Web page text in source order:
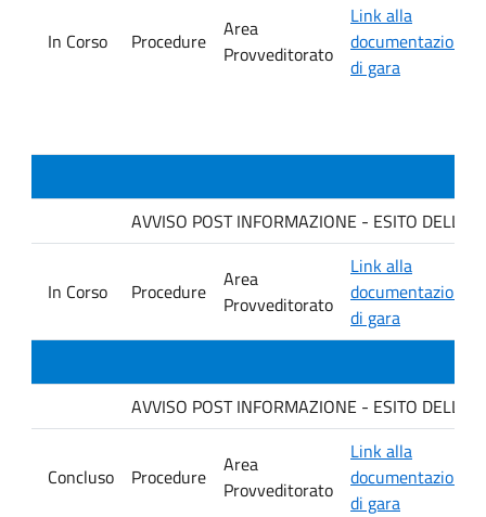
In Corso Procedure
Area
Provveditorato
Link alla
documentazione
di gara
AVVISO POST INFORMAZIONE - ESITO
In Corso Procedure
Area
Provveditorato
Link alla
documentazione
di gara
AVVISO POST INFORMAZIONE - ESITO
Concluso Procedure
Area
Provveditorato
Link alla
documentazione
di gara